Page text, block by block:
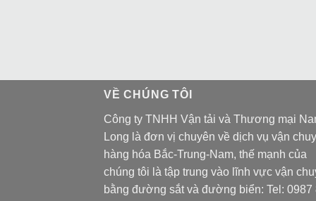
VỀ CHÚNG TÔI
Công ty TNHH Vận tải và Thương mại
Long là đơn vị chuyên về dịch vụ vận
hàng hóa Bắc-Trung-Nam, thế mạnh của
chúng tôi là tập trung vào lĩnh vực vận
bằng đường sắt và đường biển: Tel: 0987